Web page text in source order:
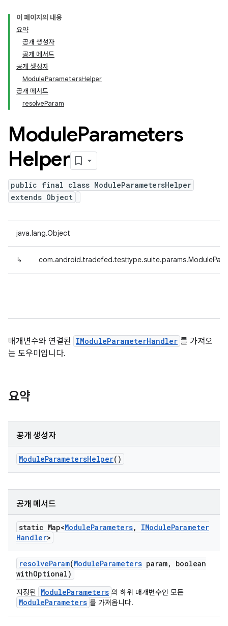
이 페이지의 내용
요약
공개 생성자
공개 메서드
공개 생성자
ModuleParametersHelper
공개 메서드
resolveParam
ModuleParameters
Helper
public final class ModuleParametersHelper
extends Object
java.lang.Object
↳
매개변수와 연결된 IModuleParameterHandler 를 가져오
는 도우미입니다.
요약
공개 생성자
ModuleParametersHelper()
공개 메서드
static Map<ModuleParameters, IModuleParameter
Handler>
resolveParam(ModuleParameters param,
boolean
withOptional)
지정된 ModuleParameters 의 하위 매개변수인 모든
ModuleParameters 를 가져옵니다.